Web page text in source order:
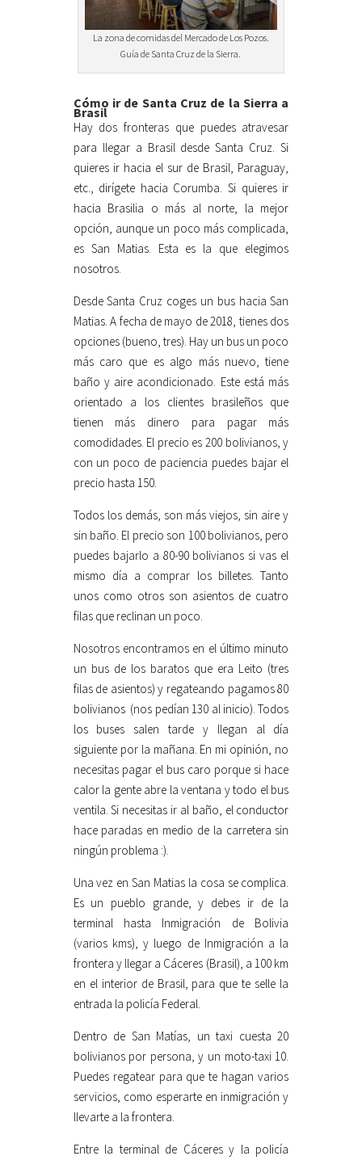
La zona de comidas del Mercado de Los Pozos.
Guía de Santa Cruz de la Sierra.
Cómo ir de Santa Cruz de la Sierra a
Brasil
Hay dos fronteras que puedes atravesar
para llegar a Brasil desde Santa Cruz. Si
quieres ir hacia el sur de Brasil, Paraguay,
etc., dirígete hacia Corumba. Si quieres ir
hacia Brasilia o más al norte, la mejor
opción, aunque un poco más complicada,
es San Matias. Esta es la que elegimos
nosotros.
Desde Santa Cruz coges un bus hacia San
Matias. A fecha de mayo de 2018, tienes dos
opciones (bueno, tres). Hay un bus un poco
más caro que es algo más nuevo, tiene
baño y aire acondicionado. Este está más
orientado a los clientes brasileños que
tienen más dinero para pagar más
comodidades. El precio es 200 bolivianos, y
con un poco de paciencia puedes bajar el
precio hasta 150.
Todos los demás, son más viejos, sin aire y
sin baño. El precio son 100 bolivianos, pero
puedes bajarlo a 80-90 bolivianos si vas el
mismo día a comprar los billetes. Tanto
unos como otros son asientos de cuatro
filas que reclinan un poco.
Nosotros encontramos en el último minuto
un bus de los baratos que era Leito (tres
filas de asientos) y regateando pagamos 80
bolivianos (nos pedían 130 al inicio). Todos
los buses salen tarde y llegan al día
siguiente por la mañana. En mi opinión, no
necesitas pagar el bus caro porque si hace
calor la gente abre la ventana y todo el bus
ventila. Si necesitas ir al baño, el conductor
hace paradas en medio de la carretera sin
ningún problema :).
Una vez en San Matias la cosa se complica.
Es un pueblo grande, y debes ir de la
terminal hasta Inmigración de Bolivia
(varios kms), y luego de Inmigración a la
frontera y llegar a Cáceres (Brasil), a 100 km
en el interior de Brasil, para que te selle la
entrada la policía Federal.
Dentro de San Matías, un taxi cuesta 20
bolivianos por persona, y un moto-taxi 10.
Puedes regatear para que te hagan varios
servicios, como esperarte en inmigración y
llevarte a la frontera.
Entre la terminal de Cáceres y la policía